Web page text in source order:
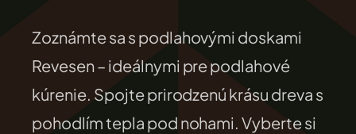
FILEXO
Kontakt
Zoznámte sa s podlahovými doskami
Revesen – ideálnymi pre podlahové
kúrenie. Spojte prirodzenú krásu dreva s
pohodlím tepla pod nohami. Vyberte si